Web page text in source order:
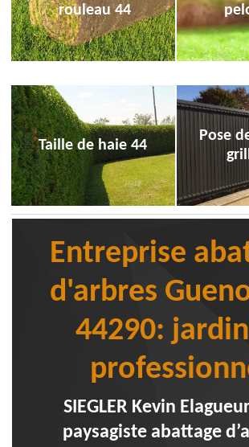
rouleau 44
Taille de haie 44
Pose
Entreprise
d'arbres
44290:
SIEGLER Kevin
paysagiste abattage